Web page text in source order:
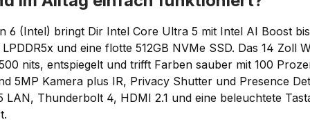
6 (Intel) bringt Dir Intel Core Ultra 5 mit Intel AI Boost
und eine flotte 512GB NVMe SSD. Das 14 Zoll
nits, entspiegelt und trifft Farben sauber mit 100
5MP Kamera plus IR, Privacy Shutter und Presence
LAN, Thunderbolt 4, HDMI 2.1 und eine beleuchtete